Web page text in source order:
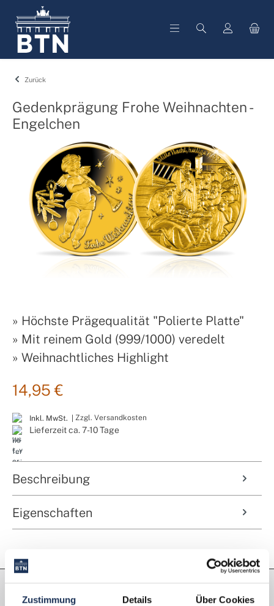
Zustimmung Details Über Cookies
springen
Zurück
Gedenkprägung Frohe Weihnachten -
Engelchen
» Höchste Prägequalität "Polierte Platte"
» Mit reinem Gold (999/1000) veredelt
» Weihnachtliches Highlight
14,95 €
Inkl. MwSt. | Zzgl. Versandkosten
Lieferzeit ca. 7-10 Tage
Beschreibung
Eigenschaften